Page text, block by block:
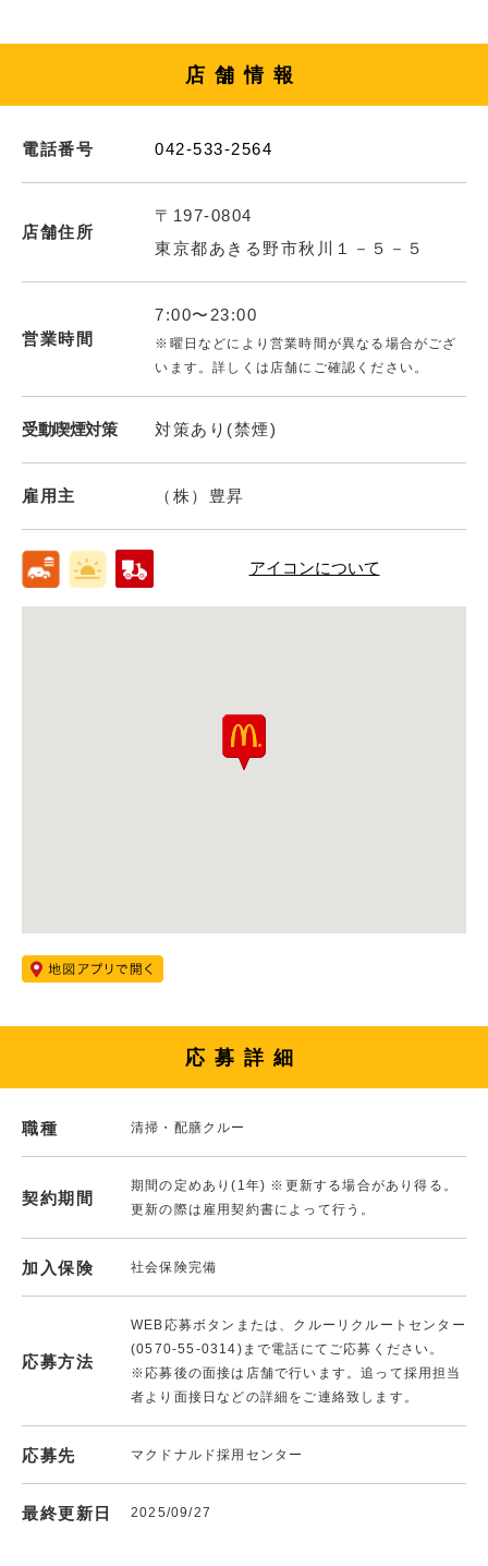
店舗情報
電話番号 042-533-2564
店舗住所
〒197-0804
東京都あきる野市秋川１－５－５
営業時間
7:00〜23:00
※曜日などにより営業時間が異なる場合がござ
います。詳しくは店舗にご確認ください。
受動喫煙対策 対策あり(禁煙)
雇用主 （株）豊昇
アイコンについて
応募詳細
職種 清掃・配膳クルー
契約期間
期間の定めあり(1年) ※更新する場合があり得る。
更新の際は雇用契約書によって行う。
加入保険 社会保険完備
応募方法
WEB応募ボタンまたは、クルーリクルートセンター
(0570-55-0314)まで電話にてご応募ください。
※応募後の面接は店舗で行います。追って採用担当
者より面接日などの詳細をご連絡致します。
応募先 マクドナルド採用センター
最終更新日 2025/09/27